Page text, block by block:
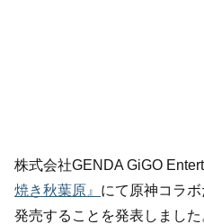
株式会社GENDA GiGO
焼き秋葉原』 にて原神コラ
発売することを発表しました